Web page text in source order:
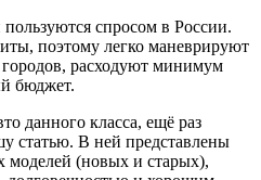
спросом в России.
поэтому легко маневрируют
городов, расходуют минимум
бюджет.
данного класса, ещё раз
статью. В ней представлены
моделей (новых и старых),